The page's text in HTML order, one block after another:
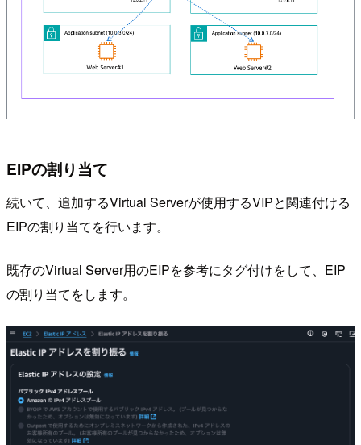
EIPの割り当て
続いて、追加するVirtual Serverが使用するVIPと関連付ける
EIPの割り当てを行います。
既存のVirtual Server用のEIPを参考にタグ付けをして、EIP
の割り当てをします。